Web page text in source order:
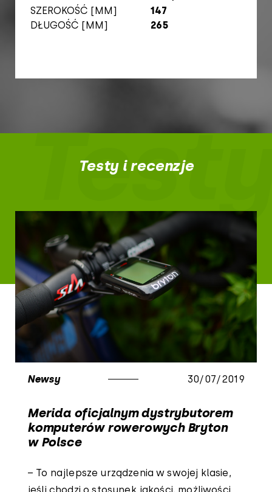
SZEROKOŚĆ [MM]
147
DŁUGOŚĆ [MM]
265
Testy
Testy i recenzje
Newsy 30/07/2019
Merida oficjalnym dystrybutorem
komputerów rowerowych Bryton
w Polsce
– To najlepsze urządzenia w swojej klasie,